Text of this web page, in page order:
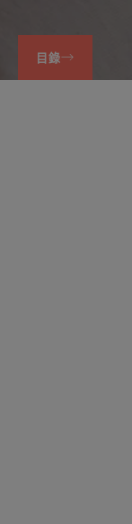
目錄